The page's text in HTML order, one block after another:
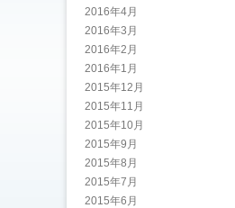
2016年4月
2016年3月
2016年2月
2016年1月
2015年12月
2015年11月
2015年10月
2015年9月
2015年8月
2015年7月
2015年6月